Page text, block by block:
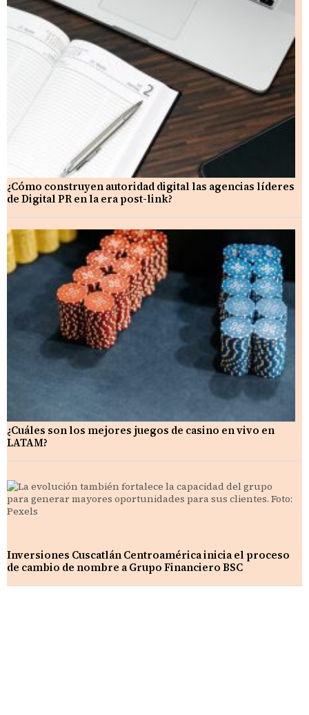
¿Cómo construyen autoridad digital las agencias líderes
de Digital PR en la era post-link?
¿Cuáles son los mejores juegos de casino en vivo en
LATAM?
Inversiones Cuscatlán Centroamérica inicia el proceso
de cambio de nombre a Grupo Financiero BSC